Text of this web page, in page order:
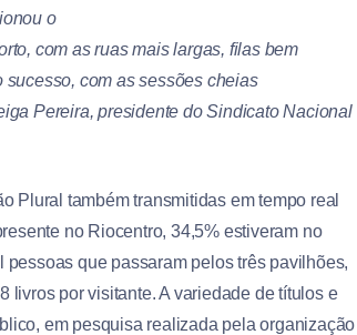
o
com as ruas mais largas, filas bem
com as sessões cheias
Pereira, presidente do Sindicato Nacional
Plural também transmitidas em tempo real
no Riocentro, 34,5% estiveram no
que passaram pelos três pavilhões,
livros por visitante. A variedade de títulos e
em pesquisa realizada pela organização